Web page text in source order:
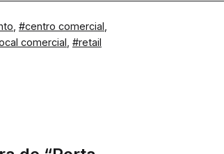
centro comercial
comercial retail